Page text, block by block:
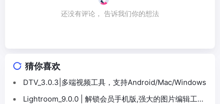
还没有评论， 告诉我们你的想法
猜你喜欢
DTV_3.0.3|多端视频工具，支持Android/Mac/Windows
Lightroom_9.0.0 | 解锁会员手机版,强大的图片编辑工具